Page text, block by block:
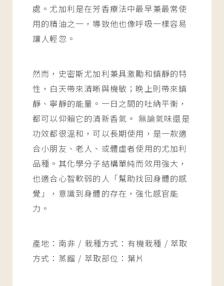
處。尤加利是在芳香療法中最早兼最常使
用的精油之一，導致他也像呼吸一樣容易
讓人輕忽。
然而，史密斯尤加利兼具激勵和鎮靜的特
性，白天帶來清晰與機敏；晚上則帶來鎮
靜、寧靜的能量。一日之間的吐納平衡，
都可以仰賴它的清新香氣。 無論氣味還是
功效都很溫和，可以長期使用，是一款適
合小朋友、老人、或體虛者使用的尤加利
品種。其化學分子結構單純而效用強大，
也適合心智軟弱的人「幫助找回身體的感
覺」，意識到身體的存在，強化感官能
力。
產地：南非 / 栽種方式：有機栽種 / 萃取
方式：蒸餾 / 萃取部位：葉片